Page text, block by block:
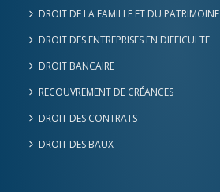
DROIT DE LA FAMILLE ET DU PATRIMOINE
DROIT DES ENTREPRISES EN DIFFICULTE
DROIT BANCAIRE
RECOUVREMENT DE CRÉANCES
DROIT DES CONTRATS
DROIT DES BAUX